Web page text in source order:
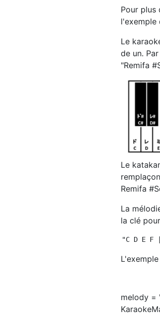
Pour plus
l'exemple
Le
de un.
"Remifa
Le
Remifa
La
la clé
melody =